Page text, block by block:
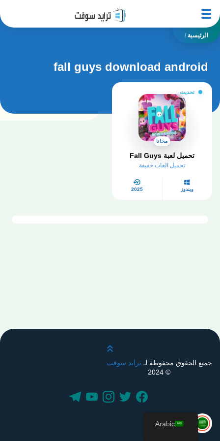
الرئيسية /
fall guys download android
تحديث
مجانا
تحميل لعبة Fall Guys
تحميل العاب خفيفة
ويندوز 2025
قم بالتمرير لأعلى
جميع الحقوق محفوظة لـترايد سوفت
© 2024
Arabic